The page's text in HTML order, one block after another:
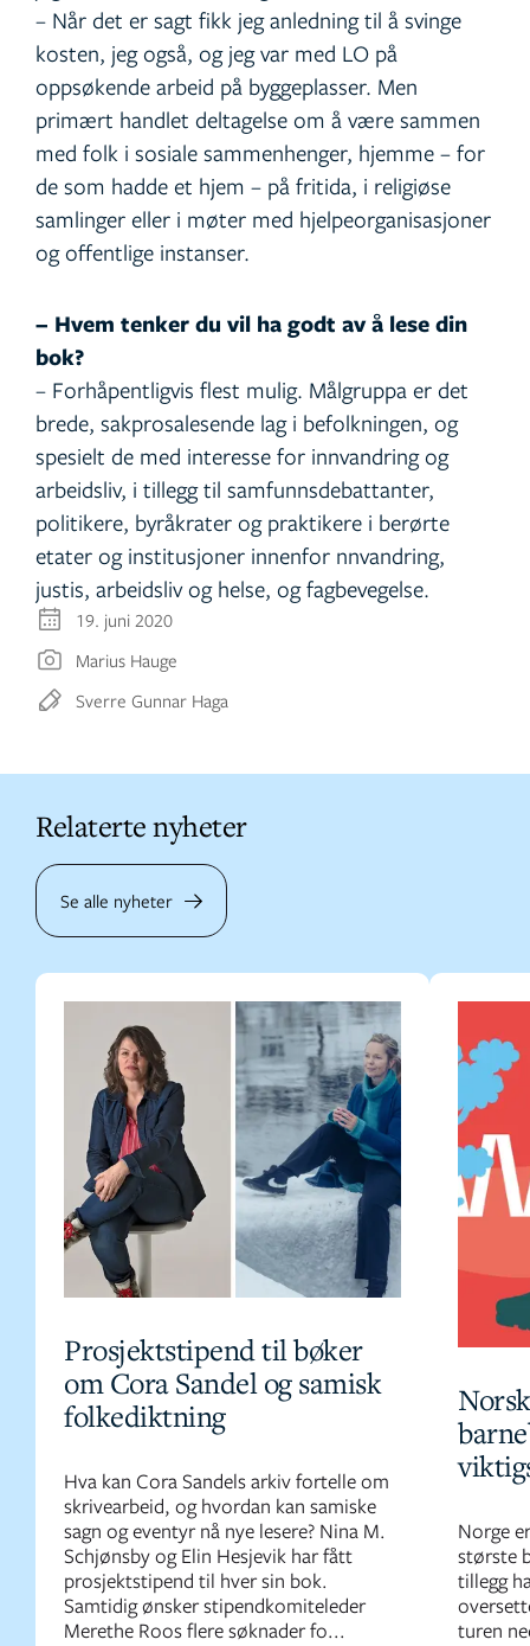
19. juni 2020
Marius Hauge
Sverre Gunnar Haga
– Når det er sagt fikk jeg anledning til å svinge
kosten, jeg også, og jeg var med LO på
oppsøkende arbeid på byggeplasser. Men
primært handlet deltagelse om å være sammen
med folk i sosiale sammenhenger, hjemme – for
de som hadde et hjem – på fritida, i religiøse
samlinger eller i møter med hjelpeorganisasjoner
og offentlige instanser.
– Hvem tenker du vil ha godt av å lese din
bok?
– Forhåpentligvis flest mulig. Målgruppa er det
brede, sakprosalesende lag i befolkningen, og
spesielt de med interesse for innvandring og
arbeidsliv, i tillegg til samfunnsdebattanter,
politikere, byråkrater og praktikere i berørte
etater og institusjoner innenfor nnvandring,
justis, arbeidsliv og helse, og fagbevegelse.
Relaterte nyheter
Se alle nyheter
Prosjektstipend til bøker
om Cora Sandel og samisk
folkediktning
Hva kan Cora Sandels arkiv fortelle om
skrivearbeid, og hvordan kan samiske
sagn og eventyr nå nye lesere? Nina M.
Schjønsby og Elin Hesjevik har fått
prosjektstipend til hver sin bok.
Samtidig ønsker stipendkomiteleder
Merethe Roos flere søknader fo...
Norge
største
tillegg
turen